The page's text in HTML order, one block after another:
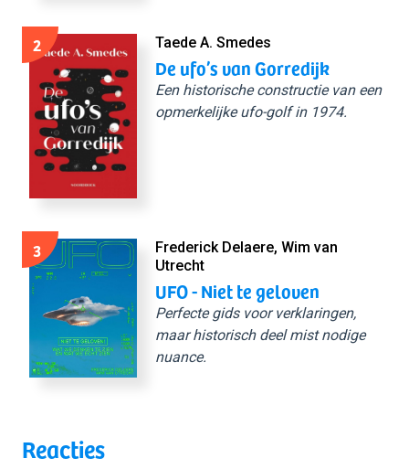
2 Taede A. Smedes
De ufo’s van Gorredijk
Een historische constructie van een
opmerkelijke ufo-golf in 1974.
3
Frederick Delaere, Wim van
Utrecht
UFO - Niet te geloven
Perfecte gids voor verklaringen,
maar historisch deel mist nodige
nuance.
Reacties